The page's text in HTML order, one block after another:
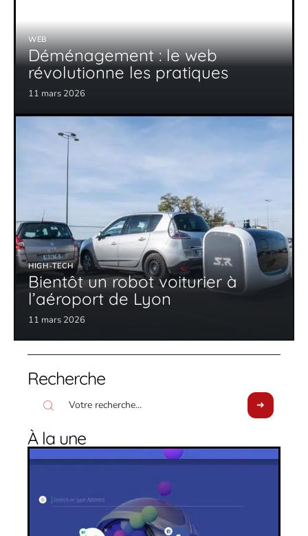
WEB
Déménagement : le web
révolutionne les pratiques
11 mars 2026
HIGH-TECH
Bientôt un robot voiturier à
l’aéroport de Lyon
11 mars 2026
Recherche
À la une